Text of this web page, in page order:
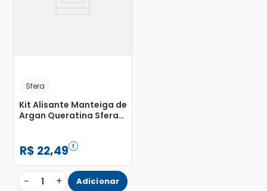
Sfera
Kit Alisante Manteiga de
Argan Queratina Sfera
Máscara 20g + 1 Par de
Luva
R$ 22,49
− 1 + Adicionar